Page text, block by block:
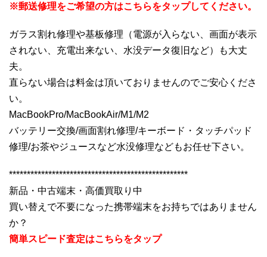
※郵送修理をご希望の方はこちらをタップしてください。
ガラス割れ修理や基板修理（電源が入らない、画面が表示
されない、充電出来ない、水没データ復旧など）も大丈
夫。
直らない場合は料金は頂いておりませんのでご安心くださ
い。
MacBookPro/MacBookAir/M1/M2
バッテリー交換/画面割れ修理/キーボード・タッチパッド
修理/お茶やジュースなど水没修理などもお任せ下さい。
**************************************************
新品・中古端末・高価買取り中
買い替えで不要になった携帯端末をお持ちではありません
か？
簡単スピード査定はこちらをタップ